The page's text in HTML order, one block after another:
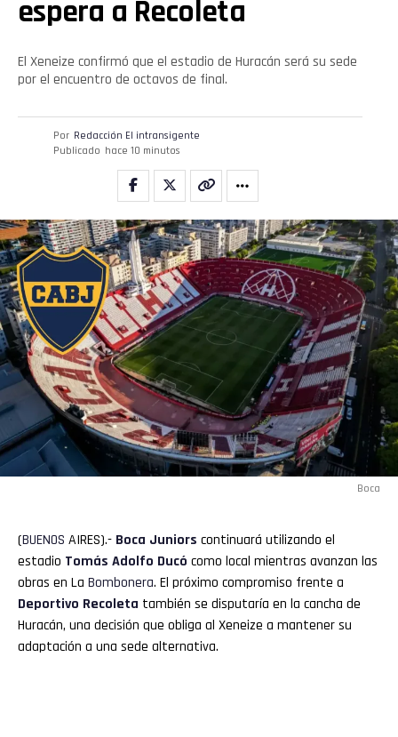
espera a Recoleta
El Xeneize confirmó que el estadio de Huracán será su sede
por el encuentro de octavos de final.
Por Redacción El intransigente
Publicado hace 10 minutos
Boca
(BUENOS AIRES).- Boca Juniors continuará utilizando el
estadio Tomás Adolfo Ducó como local mientras avanzan las
obras en La Bombonera. El próximo compromiso frente a
Deportivo Recoleta también se disputaría en la cancha de
Huracán, una decisión que obliga al Xeneize a mantener su
adaptación a una sede alternativa.